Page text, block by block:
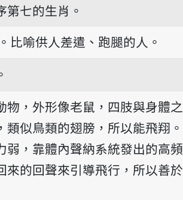
第七的生肖。
比喻供人差遣、跑腿的人。
物，外形像老鼠，四肢與身體之
類似鳥類的翅膀，所以能飛翔。
弱，靠體內聲納系統發出的高頻
來的回聲來引導飛行，所以善於